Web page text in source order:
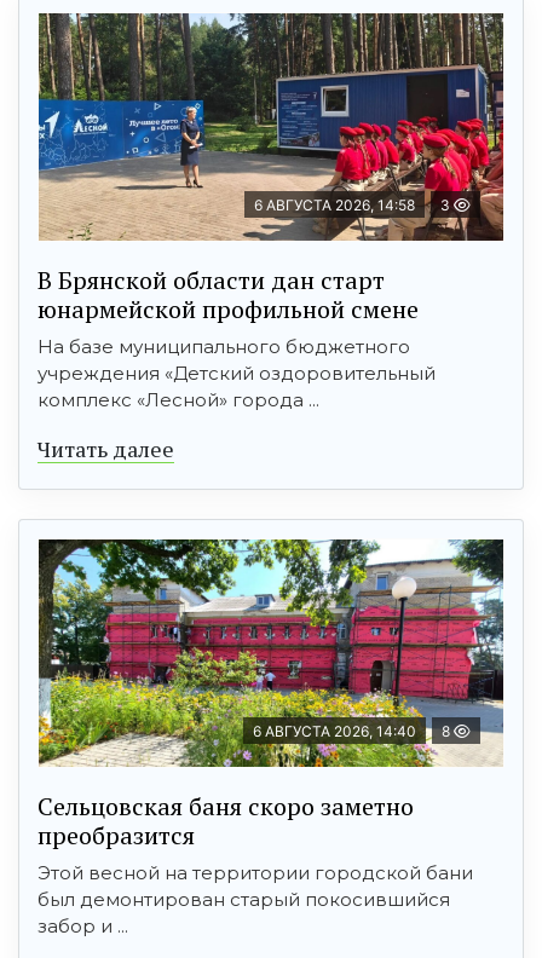
6 АВГУСТА 2026, 14:58 3
В Брянской области дан старт
юнармейской профильной смене
На базе муниципального бюджетного
учреждения «Детский оздоровительный
комплекс «Лесной» города ...
Читать далее
6 АВГУСТА 2026, 14:40 8
Сельцовская баня скоро заметно
преобразится
Этой весной на территории городской бани
был демонтирован старый покосившийся
забор и ...